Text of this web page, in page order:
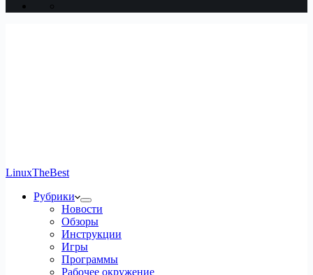
LinuxTheBest
Рубрики
Новости
Обзоры
Инструкции
Игры
Программы
Рабочее окружение